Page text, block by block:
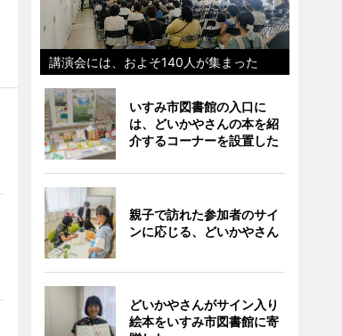
講演会には、およそ140人が集まった
いすみ市図書館の入口に
は、どいかやさんの本を紹
介するコーナーを設置した
親子で訪れた参加者のサイ
ンに応じる、どいかやさん
どいかやさんがサイン入り
絵本をいすみ市図書館に寄